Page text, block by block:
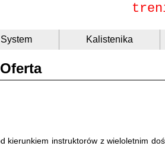
Kalistenika
kierunkiem instruktorówz wieloletnim